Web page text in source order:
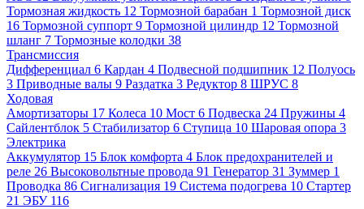
Тормозная жидкость 12 Тормозной барабан 1 Тормозной диск
16 Тормозной суппорт 9 Тормозной цилиндр 12 Тормозной
шланг 7 Тормозные колодки 38
Трансмиссия
Дифференциал 6 Кардан 4 Подвесной подшипник 12 Полуось
3 Приводные валы 9 Раздатка 3 Редуктор 8 ШРУС 8
Ходовая
Амортизаторы 17 Колеса 10 Мост 6 Подвеска 24 Пружины 4
Сайлентблок 5 Стабилизатор 6 Ступица 10 Шаровая опора 3
Электрика
Аккумулятор 15 Блок комфорта 4 Блок предохранителей и
реле 26 Высоковольтные провода 91 Генератор 31 Зуммер 1
Проводка 86 Сигнализация 19 Система подогрева 10 Стартер
21 ЭБУ 116